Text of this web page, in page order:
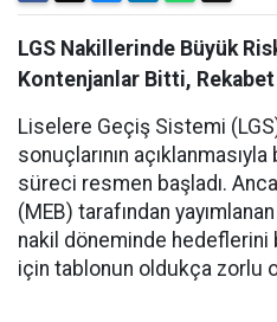
LGS Nakillerinde Büyük
Kontenjanlar Bitti, Rekabet
Liselere Geçiş Sistemi
sonuçlarının
süreci resmen başladı.
(MEB) tarafından
nakil döneminde
için tablonun oldukça zorlu